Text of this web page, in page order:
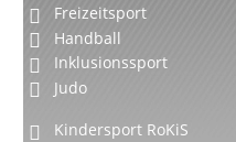
Freizeitsport
Handball
Inklusionssport
Judo
Kindersport RoKiS